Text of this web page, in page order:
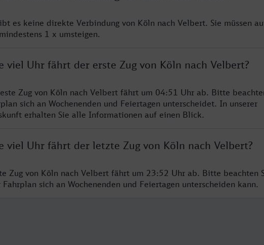
es keine direkte Verbindung von Köln nach Velbert. Sie müssen
1 x umsteigen.
viel Uhr fährt der erste Zug von Köln nach Velbert?
Zug von Köln nach Velbert fährt um 04:51 Uhr ab. Bitte
sich an Wochenenden und Feiertagen unterscheidet. In unserer
erhalten Sie alle Informationen auf einen Blick.
viel Uhr fährt der letzte Zug von Köln nach Velbert?
Zug von Köln nach Velbert fährt um 23:52 Uhr ab. Bitte beachten
Fahrplan sich an Wochenenden und Feiertagen unterscheiden kann.